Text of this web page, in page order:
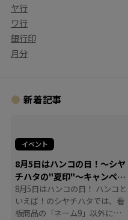
ヤ行
ワ行
銀行印
月分
新着記事
イベント
8月5日はハンコの日！～シヤ
チハタの"夏印"～キャンペー
ン
8月5日はハンコの日！ ハンコと
いえば！のシヤチハタでは、看
板商品の「ネーム9」以外に